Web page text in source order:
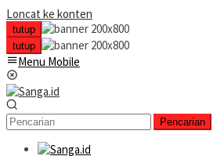
Loncat ke konten
tutup
tutup
Menu Mobile
Pencarian